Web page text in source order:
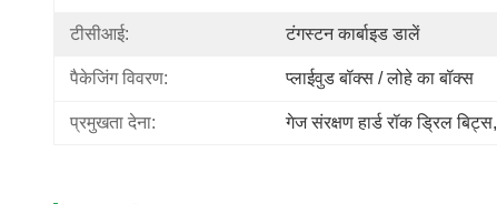
टीसीआई: टंगस्टन कार्बाइड डालें
पैकेजिंग विवरण: प्लाईवुड बॉक्स / लोहे का बॉक्स
प्रमुखता देना: गेज संरक्षण हार्ड रॉक ड्रिल बिट्स,